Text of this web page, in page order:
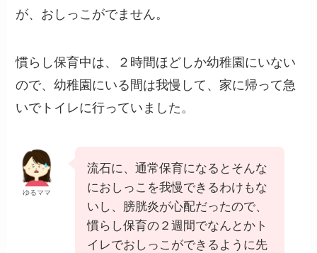
が、おしっこがでません。
慣らし保育中は、２時間ほどしか幼稚園にいない
ので、幼稚園にいる間は我慢して、家に帰って急
いでトイレに行っていました。
ゆるママ
流石に、通常保育になるとそんな
におしっこを我慢できるわけもな
いし、膀胱炎が心配だったので、
慣らし保育の２週間でなんとかト
イレでおしっこができるように先